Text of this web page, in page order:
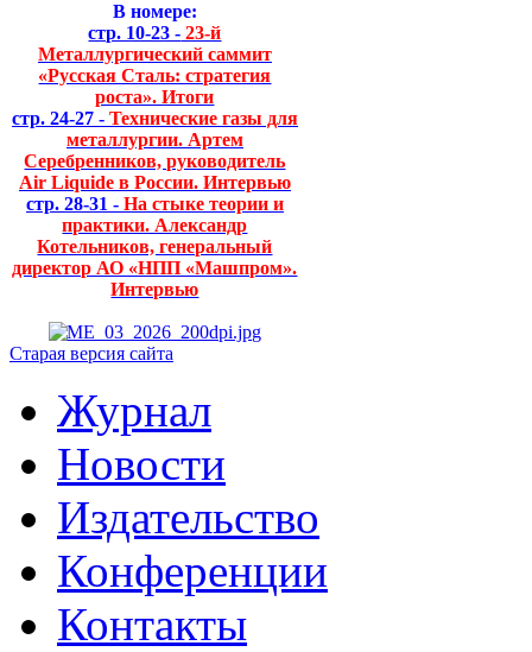
В номере:
стр. 10-23 - 23-й
Металлургический саммит
«Русская Сталь: стратегия
роста». Итоги
стр. 24-27 - Технические газы для
металлургии. Артем
Серебренников, руководитель
Air Liquide в России. Интервью
стр. 28-31 - На стыке теории и
практики. Александр
Котельников, генеральный
директор АО «НПП «Машпром».
Интервью
Старая версия сайта
Журнал
Новости
Издательство
Конференции
Контакты